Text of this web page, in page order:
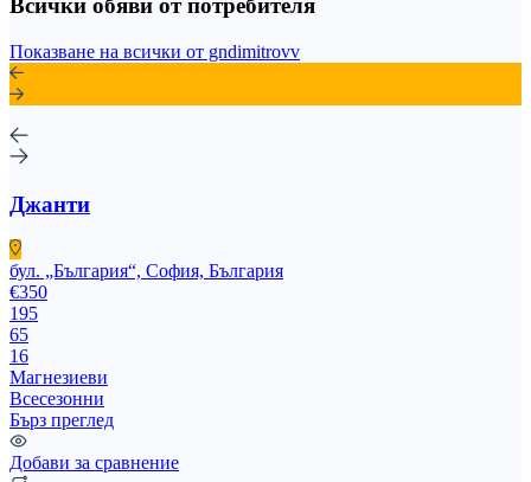
Всички обяви от потребителя
Показване на всички от gndimitrovv
Джанти
бул. „България“, София, България
€350
195
65
16
Магнезиеви
Всесезонни
Бърз преглед
Добави за сравнение